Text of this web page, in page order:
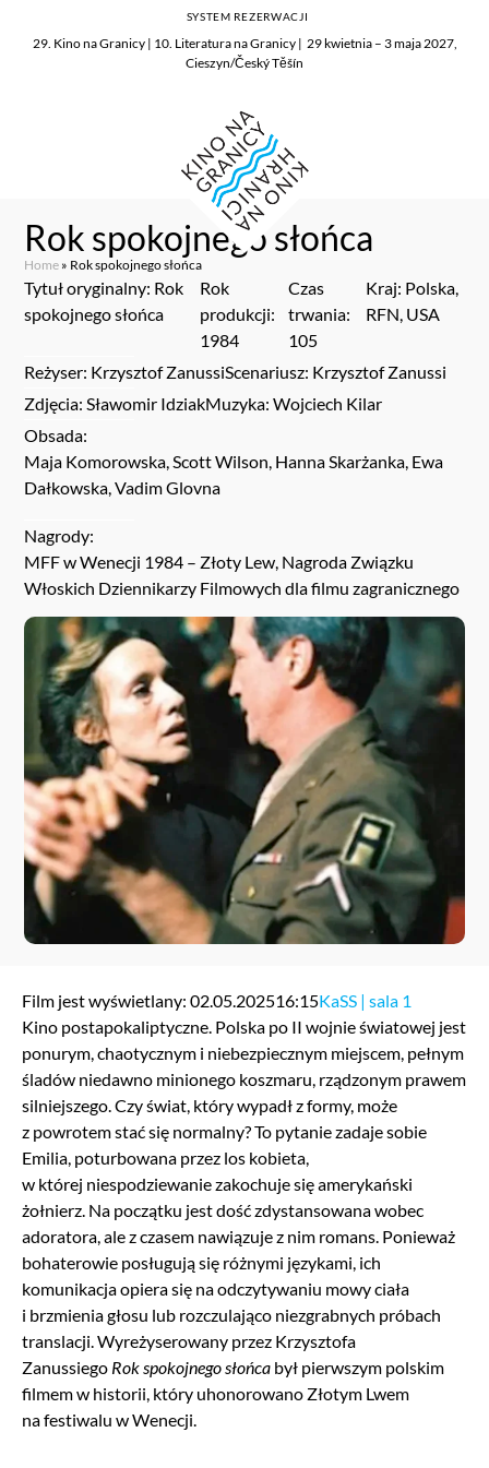
29. Kino na Granicy | 10. Literatura na Granicy | 29 kwietnia – 3 maja 2027,
Cieszyn/Český Těšín
SYSTEM REZERWACJI
Rok spokojnego słońca
Home » Rok spokojnego słońca
Tytuł oryginalny: Rok
spokojnego słońca
Rok
produkcji:
1984
Czas
trwania:
105
Kraj: Polska,
RFN, USA
Reżyser: Krzysztof ZanussiScenariusz: Krzysztof Zanussi
Zdjęcia: Sławomir IdziakMuzyka: Wojciech Kilar
Obsada:
Maja Komorowska, Scott Wilson, Hanna Skarżanka, Ewa
Dałkowska, Vadim Glovna
Nagrody:
MFF w Wenecji 1984 – Złoty Lew, Nagroda Związku
Włoskich Dziennikarzy Filmowych dla filmu zagranicznego
Film jest wyświetlany: 02.05.202516:15KaSS | sala 1
Kino postapokaliptyczne. Polska po II wojnie światowej jest
ponurym, chaotycznym i niebezpiecznym miejscem, pełnym
śladów niedawno minionego koszmaru, rządzonym prawem
silniejszego. Czy świat, który wypadł z formy, może
z powrotem stać się normalny? To pytanie zadaje sobie
Emilia, poturbowana przez los kobieta,
w której niespodziewanie zakochuje się amerykański
żołnierz. Na początku jest dość zdystansowana wobec
adoratora, ale z czasem nawiązuje z nim romans. Ponieważ
bohaterowie posługują się różnymi językami, ich
komunikacja opiera się na odczytywaniu mowy ciała
i brzmienia głosu lub rozczulająco niezgrabnych próbach
translacji. Wyreżyserowany przez Krzysztofa
Zanussiego Rok spokojnego słońca był pierwszym polskim
filmem w historii, który uhonorowano Złotym Lwem
na festiwalu w Wenecji.